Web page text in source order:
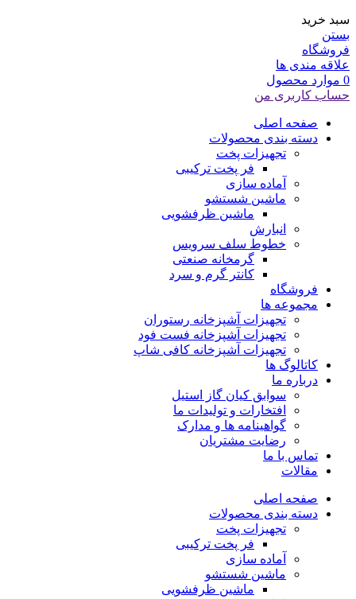
سبد خرید
بستن
فروشگاه
علاقه مندی ها
0 موارد محصول
حساب کاربری من
صفحه اصلی
دسته بندی محصولات
تجهیزات پخت
فر پخت ترکیبی
آماده سازی
ماشین شستشو
ماشین ظرفشویی
انبارش
خطوط سلف سرویس
گرمخانه صنعتی
کانتر گرم و سرد
فروشگاه
مجموعه ها
تجهیزات آشپزخانه رستوران
تجهیزات آشپزخانه فست فود
تجهیزات آشپزخانه کافی شاپ
کاتالوگ ها
درباره ما
سوابق کیان گاز استیل
افتخارات و تولیدات ما
گواهینامه ها و مدارک
رضایت مشتریان
تماس با ما
مقالات
صفحه اصلی
دسته بندی محصولات
تجهیزات پخت
فر پخت ترکیبی
آماده سازی
ماشین شستشو
ماشین ظرفشویی